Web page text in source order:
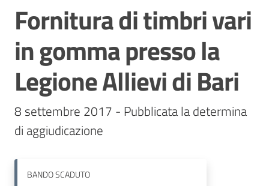
Stazioni
appaltanti
Contatti
Salta al contenuto
Fornitura di timbri vari
in gomma presso la
Legione Allievi di Bari
8 settembre 2017 - Pubblicata la determina
BANDOSCADUTO